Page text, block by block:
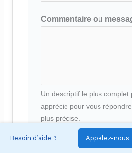
Besoin d’aide ? Appelez-nous !
Commentaire ou
Un descriptif le plus complet
apprécié pour vous
plus précise.
ENVOYER